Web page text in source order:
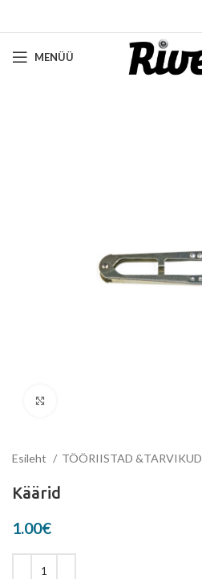
MENÜÜ
Esileht TÖÖRIISTAD &TARVIKUD
Käärid
1.00€